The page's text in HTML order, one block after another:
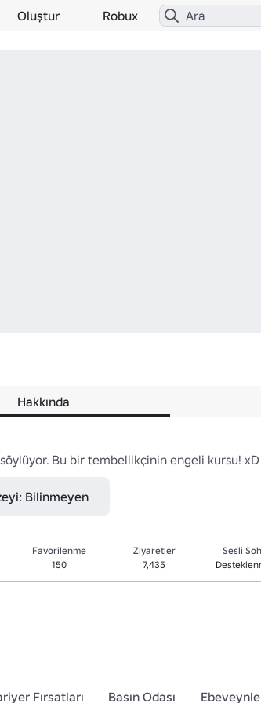
Oluştur Robux
Hakkında
söylüyor. Bu bir tembellikçinin engeli kursu! xD
Bilinmeyen
Favorilenme
150
Ziyaretler
7,435
Sesli
Fırsatları Basın Odası